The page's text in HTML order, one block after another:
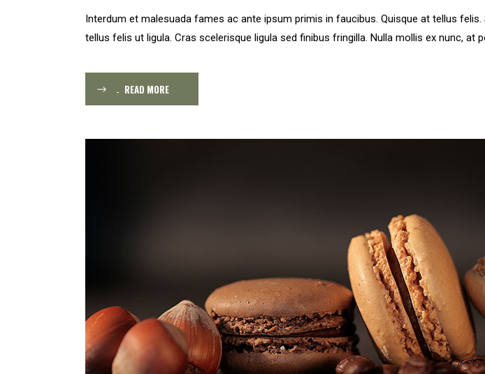
Interdum et malesuada fames ac ante ipsum primis in faucibus. Quisque at tellus
tellus felis ut ligula. Cras scelerisque ligula sed finibus fringilla. Nulla mollis ex nunc, at
READ MORE